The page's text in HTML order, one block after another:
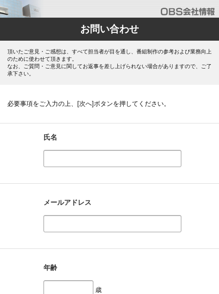
お問い合わせ
頂いたご意見・ご感想は、すべて担当者が目を通し、番組制作の参考および業務向上
のために使わせて頂きます。
なお、ご質問・ご意見に関してお返事を差し上げられない場合がありますので、ご了
承下さい。
必要事項をご入力の上、[次へ]ボタンを押してください。
氏名
メールアドレス
年齢
歳